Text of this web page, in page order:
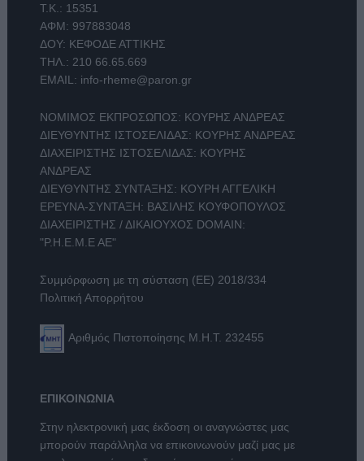
Τ.Κ.: 15351
ΑΦΜ: 997883048
ΔΟΥ: ΚΕΦΟΔΕ ΑΤΤΙΚΗΣ
ΤΗΛ.: 210 66.65.669
EMAIL: info-rheme@paron.gr
ΝΟΜΙΜΟΣ ΕΚΠΡΟΣΩΠΟΣ: ΚΟΥΡΗΣ ΑΝΔΡΕΑΣ
ΔΙΕΥΘΥΝΤΗΣ ΙΣΤΟΣΕΛΙΔΑΣ: ΚΟΥΡΗΣ ΑΝΔΡΕΑΣ
ΔΙΑΧΕΙΡΙΣΤΗΣ ΙΣΤΟΣΕΛΙΔΑΣ: ΚΟΥΡΗΣ
ΑΝΔΡΕΑΣ
ΔΙΕΥΘΥΝΤΗΣ ΣΥΝΤΑΞΗΣ: ΚΟΥΡΗ ΑΓΓΕΛΙΚΗ
ΕΡΕΥΝΑ-ΣΥΝΤΑΞΗ: ΒΑΣΙΛΗΣ ΚΟΥΦΟΠΟΥΛΟΣ
ΔΙΑΧΕΙΡΙΣΤΗΣ / ΔΙΚΑΙΟΥΧΟΣ DOMAIN:
"Ρ.Η.Ε.Μ.Ε ΑΕ"
Συμμόρφωση με τη σύσταση (ΕΕ) 2018/334
Πολιτική Απορρήτου
Αριθμός Πιστοποίησης Μ.Η.Τ. 232455
ΕΠΙΚΟΙΝΩΝΙΑ
Στην ηλεκτρονική μας έκδοση οι αναγνώστες μας
μπορούν παράλληλα να επικοινωνούν μαζί μας με